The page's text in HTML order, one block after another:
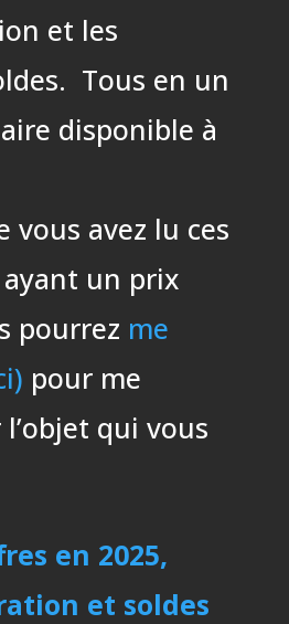
et les
Tous en un
disponible à
vous avez lu ces
un prix
pourrez me
pour me
qui vous
en 2025,
et soldes